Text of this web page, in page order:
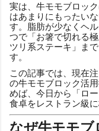
実は、牛モモブロッ
はあまりにもったい
す。脂肪が少なくヘ
つで「お箸で切れる
ツリ系ステーキ」ま
す。
この記事では、現在
の牛モモブロック活
めば、今日から「ロ
食卓をレストラン級
なぜ牛モモブ